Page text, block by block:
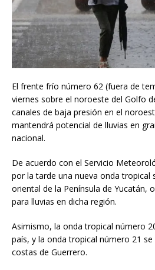
El frente frío número 62 (fuera de
viernes sobre el noroeste del Golfo
canales de baja presión en el
mantendrá potencial de lluvias en
nacional.
De acuerdo con el Servicio
por la tarde una nueva onda tropical
oriental de la Península de Yucatán,
para lluvias en dicha región.
Asimismo, la onda tropical número
país, y la onda tropical número 21
costas de Guerrero.